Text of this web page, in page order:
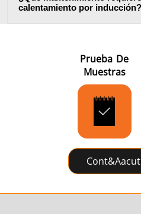
calentamiento por inducción?
Prueba De
Muestras